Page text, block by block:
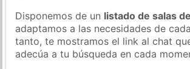
Disponemos de un listado de salas
adaptamos a las necesidades de
tanto, te mostramos el link al chat
adecúa a tu búsqueda en cada